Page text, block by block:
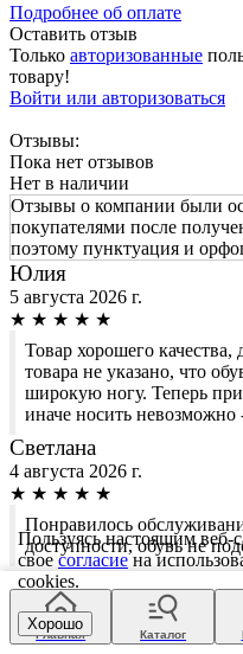
Подробнее об оплате
Оставить отзыв
Только авторизованные
товару!
Войти или авторизоваться
Отзывы:
Пока нет отзывов
Нет в наличии
Отзывы о компании были
покупателями после
поэтому пунктуация и
Юлия
5 августа 2026 г.
★ ★ ★ ★ ★
Товар хорошего
товара не указано, что
широкую ногу. Теперь
иначе носить
Светлана
4 августа 2026 г.
★ ★ ★ ★ ★
Понравилось
доступности, обувь не
Наталья
4 августа 2026 г.
★ ★ ★
Главная Каталог
Пользуясь настоящим веб-
свое согласиена
cookies.
Хорошо